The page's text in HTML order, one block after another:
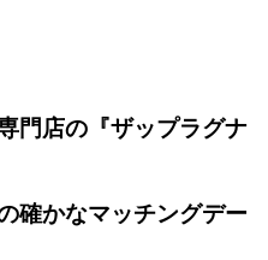
門店の『ザップラグナ
確かなマッチングデー